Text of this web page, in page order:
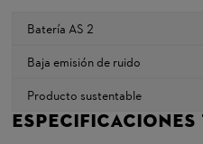
El excelente rendimiento de
limpiarse y reutilizarse con
El set de laaspiradora de
batería AS 2 y cargador
accesorios prácticos como
Batería AS 2
Baja emisión de ruido
Producto sustentable